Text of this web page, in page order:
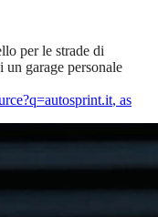
per le strade di
garage personale
, as